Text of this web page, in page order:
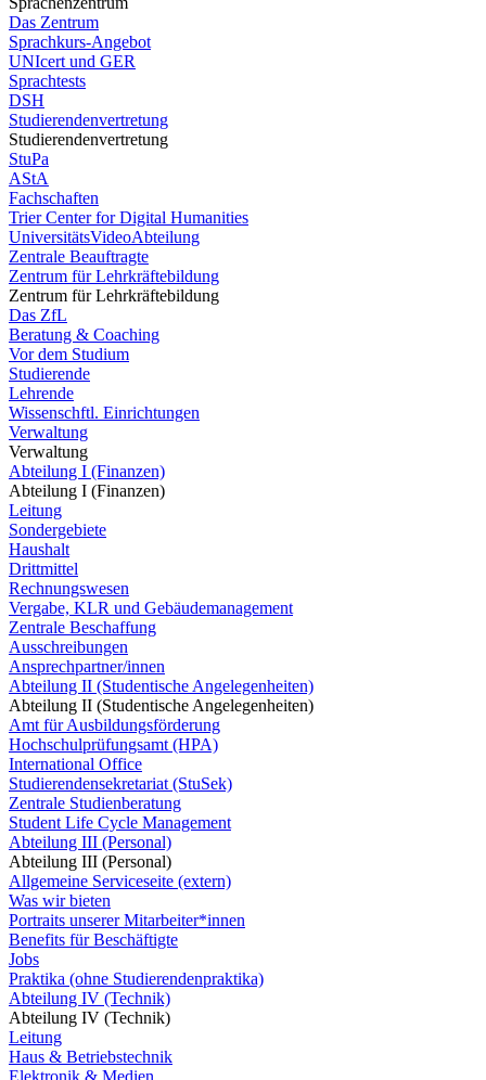
Das Zentrum
Sprachkurs-Angebot
UNIcert und GER
Sprachtests
DSH
Studierendenvertretung
Studierendenvertretung
StuPa
AStA
Fachschaften
Trier Center for Digital Humanities
UniversitätsVideoAbteilung
Zentrale Beauftragte
Zentrum für Lehrkräftebildung
Zentrum für Lehrkräftebildung
Das ZfL
Beratung & Coaching
Vor dem Studium
Studierende
Lehrende
Wissenschftl. Einrichtungen
Verwaltung
Verwaltung
Abteilung I (Finanzen)
Abteilung I (Finanzen)
Leitung
Sondergebiete
Haushalt
Drittmittel
Rechnungswesen
Vergabe, KLR und Gebäudemanagement
Zentrale Beschaffung
Ausschreibungen
Ansprechpartner/innen
Abteilung II (Studentische Angelegenheiten)
Abteilung II (Studentische Angelegenheiten)
Amt für Ausbildungsförderung
Hochschulprüfungsamt (HPA)
International Office
Studierendensekretariat (StuSek)
Zentrale Studienberatung
Student Life Cycle Management
Abteilung III (Personal)
Abteilung III (Personal)
Allgemeine Serviceseite (extern)
Was wir bieten
Portraits unserer Mitarbeiter*innen
Benefits für Beschäftigte
Jobs
Praktika (ohne Studierendenpraktika)
Abteilung IV (Technik)
Abteilung IV (Technik)
Leitung
Haus & Betriebstechnik
Elektronik & Medien